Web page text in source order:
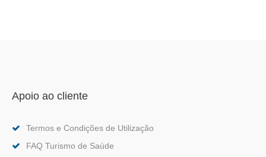
Apoio ao cliente
Termos e Condições de Utilização
FAQ Turismo de Saúde